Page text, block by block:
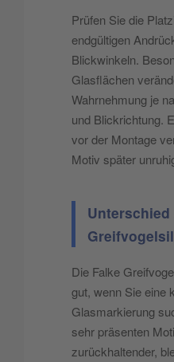
Prüfen Sie die
endgültigen
Blickwinkeln.
Glasflächen
Wahrnehmung je
und Blickrichtung.
vor der Montage
Motiv später
Die Falke
gut, wenn Sie eine
Glasmarkierung
sehr präsenten
zurückhaltender,